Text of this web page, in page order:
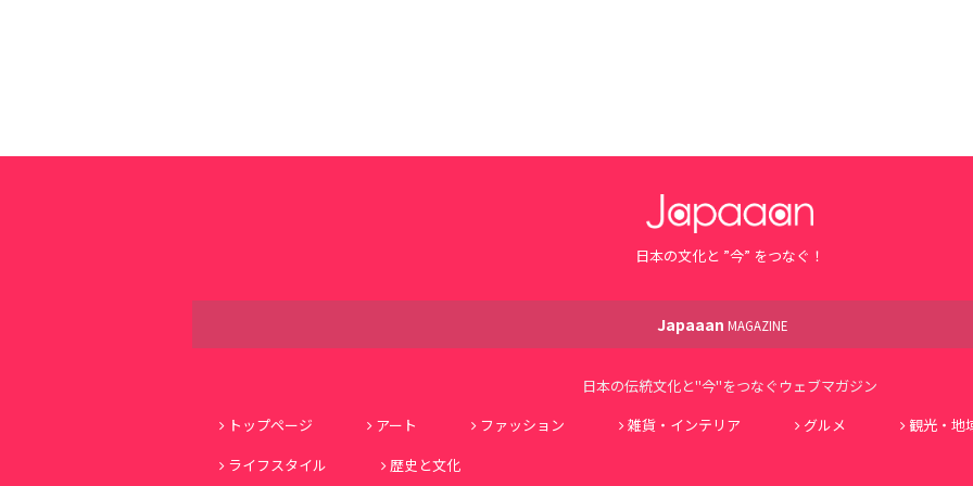
日本の文化と ”今” をつなぐ！
Japaaan MAGAZINE
日本の伝統文化と"今"をつなぐウェブマガジン
トップページ
アート ファッション 雑貨・インテリア グルメ 観光・地
ライフスタイル
歴史と文化